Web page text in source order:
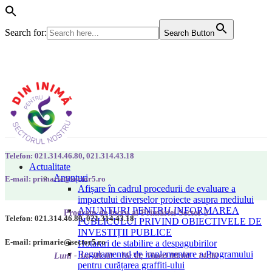
Search for: Search Button
Actualitate
Anunțuri
Afișare în cadrul procedurii de evaluare a
impactului diverselor proiecte asupra mediului
ANUNȚURI PENTRU INFORMAREA
PUBLICULUI PRIVIND OBIECTIVELE DE
INVESTIȚII PUBLICE
Hotarari de stabilire a despagubirilor
Regulamentul de implementare a Programului
pentru curățarea graffiti-ului
Telefon: 021.314.46.80, 021.314.43.18
E-mail: primarie@sector5.ro
Program de lucru al Primăriei Sector 5
Luni - Joi 08:00 - 16:30; Vineri 08:00 - 14:00
Telefon: 021.314.46.80, 021.314.43.18
E-mail: primarie@sector5.ro